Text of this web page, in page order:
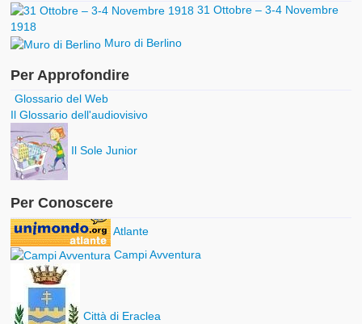
31 Ottobre – 3-4 Novembre
1918
Muro di Berlino
Per Approfondire
Glossario del Web
Il Glossario dell'audiovisivo
Il Sole Junior
Per Conoscere
Atlante
Campi Avventura
Città di Eraclea